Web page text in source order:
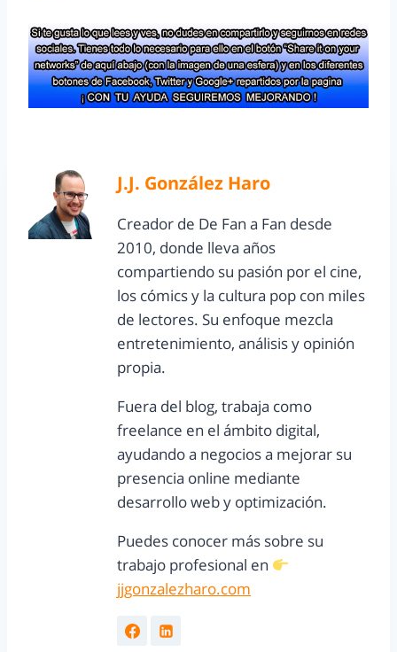
J.J. González Haro
Creador de De Fan a Fan desde
2010, donde lleva años
compartiendo su pasión por el cine,
los cómics y la cultura pop con miles
de lectores. Su enfoque mezcla
entretenimiento, análisis y opinión
propia.
Fuera del blog, trabaja como
freelance en el ámbito digital,
ayudando a negocios a mejorar su
presencia online mediante
desarrollo web y optimización.
Puedes conocer más sobre su
trabajo profesional en
jjgonzalezharo.com